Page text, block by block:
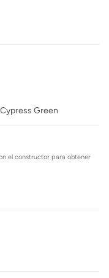
Green
el constructor para obtener